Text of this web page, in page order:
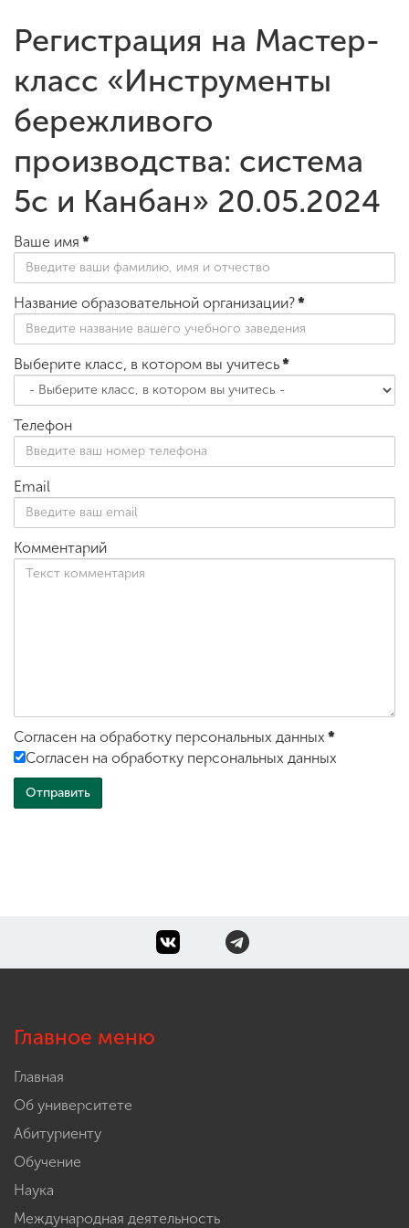
SPN CHI
комиссия
Регистрация на Мастер-
класс «Инструменты
бережливого
производства: система
5с и Канбан» 20.05.2024
Ваше имя *
Название образовательной организации?*
Выберите класс, в котором вы учитесь*
Телефон
Email
Комментарий
Согласен на обработку персональных данных *
Согласен на обработку персональных данных
Главное меню
Главная
Об университете
Абитуриенту
Обучение
Наука
Международная деятельность